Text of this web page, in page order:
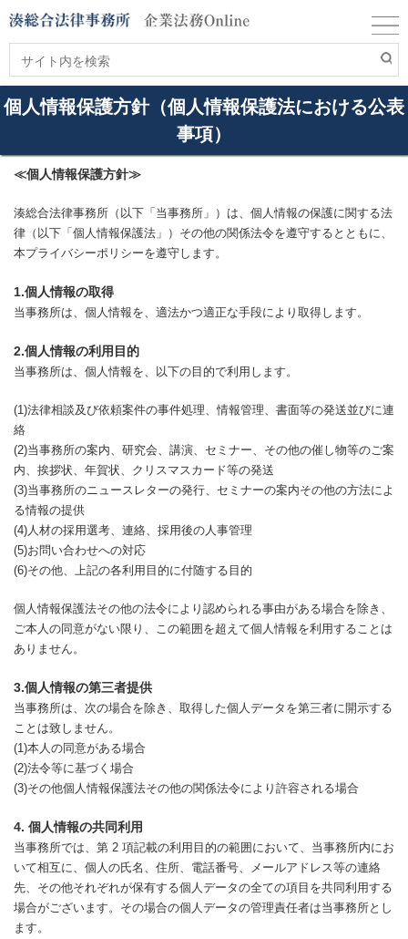
個人情報保護方針（個人情報保護法における公表
事項）
≪個人情報保護方針≫
湊総合法律事務所（以下「当事務所」）は、個人情報の保護に関する法
律（以下「個人情報保護法」）その他の関係法令を遵守するとともに、
本プライバシーポリシーを遵守します。
1.個人情報の取得
当事務所は、個人情報を、適法かつ適正な手段により取得します。
2.個人情報の利用目的
当事務所は、個人情報を、以下の目的で利用します。
(1)法律相談及び依頼案件の事件処理、情報管理、書面等の発送並びに連
絡
(2)当事務所の案内、研究会、講演、セミナー、その他の催し物等のご案
内、挨拶状、年賀状、クリスマスカード等の発送
(3)当事務所のニュースレターの発行、セミナーの案内その他の方法によ
る情報の提供
(4)人材の採用選考、連絡、採用後の人事管理
(5)お問い合わせへの対応
(6)その他、上記の各利用目的に付随する目的
個人情報保護法その他の法令により認められる事由がある場合を除き、
ご本人の同意がない限り、この範囲を超えて個人情報を利用することは
ありません。
3.個人情報の第三者提供
当事務所は、次の場合を除き、取得した個人データを第三者に開示する
ことは致しません。
(1)本人の同意がある場合
(2)法令等に基づく場合
(3)その他個人情報保護法その他の関係法令により許容される場合
4. 個人情報の共同利用
当事務所では、第 2 項記載の利用目的の範囲において、当事務所内にお
いて相互に、個人の氏名、住所、電話番号、メールアドレス等の連絡
先、その他それぞれが保有する個人データの全ての項目を共同利用する
場合がございます。その場合の個人データの管理責任者は当事務所とし
ます。